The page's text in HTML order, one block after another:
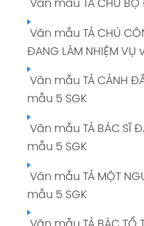
Văn mẫu TẢ CHÚ
Văn mẫu TẢ CHÚ
ĐANG LÀM NHIỆM
Văn mẫu TẢ CẢNH
mẫu 5 SGK
Văn mẫu TẢ BÁC SĨ
mẫu 5 SGK
Văn mẫu TẢ MỘT
mẫu 5 SGK